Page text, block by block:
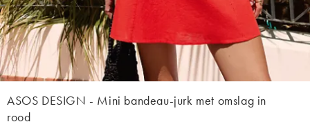
ASOS DESIGN - Mini bandeau-jurk met omslag in
rood